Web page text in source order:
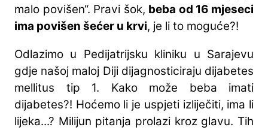
malo povišen“. Pravi šok, beba od 16 mjeseci
ima povišen šećer u krvi, je li to moguće?!
Odlazimo u Pedijatrijsku kliniku u Sarajevu
gdje našoj maloj Diji dijagnosticiraju dijabetes
mellitus tip 1. Kako može beba imati
dijabetes?! Hoćemo li je uspjeti izliječiti, ima li
lijeka...? Milijun pitanja prolazi kroz glavu. Tih